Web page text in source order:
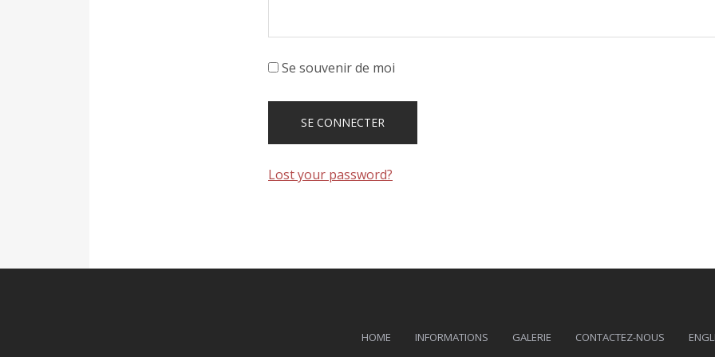
Se souvenir de moi
Lost your password?
HOME INFORMATIONS GALERIE CONTACTEZ-NOUS